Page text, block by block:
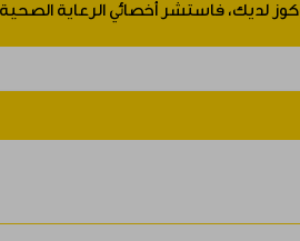
لديك، فاستشر أخصائي الرعاية